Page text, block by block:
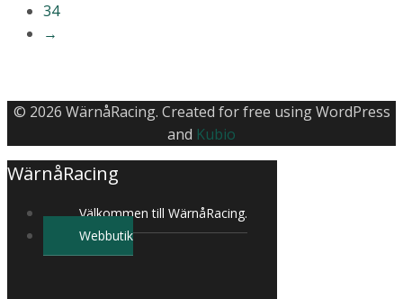
34
→
© 2026 WärnåRacing. Created for free using WordPress
and Kubio
WärnåRacing
Välkommen till WärnåRacing.
Webbutik